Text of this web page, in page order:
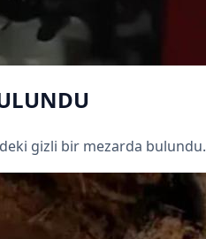
gizli bir mezarda bulundu.